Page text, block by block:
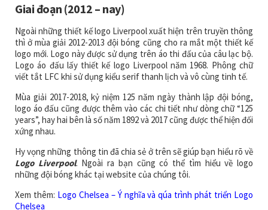
Giai đoạn (2012 – nay)
Ngoài những thiết kế logo Liverpool xuất hiện trên truyền thông
thì ở mùa giải 2012-2013 đội bóng cũng cho ra mắt một thiết kế
logo mới. Logo này được sử dụng trên áo thi đấu của câu lạc bộ.
Logo áo đấu lấy thiết kế logo Liverpool năm 1968. Phông chữ
viết tắt LFC khi sử dụng kiểu serif thanh lịch và vô cùng tinh tế.
Mùa giải 2017-2018, kỷ niệm 125 năm ngày thành lập đội bóng,
logo áo đấu cũng được thêm vào các chi tiết như dòng chữ “125
years”, hay hai bên là số năm 1892 và 2017 cũng được thể hiện đối
xứng nhau.
Hy vọng những thông tin đã chia sẻ ở trên sẽ giúp bạn hiểu rõ về
Logo Liverpool. Ngoài ra bạn cũng có thể tìm hiểu về logo
những đội bóng khác tại website của chúng tôi.
Xem thêm: Logo Chelsea – Ý nghĩa và qúa trình phát triển Logo
Chelsea